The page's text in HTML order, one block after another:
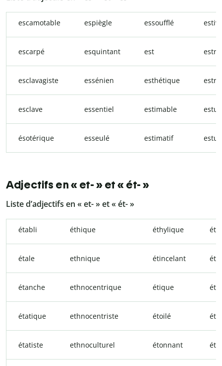
escamotable espiègle essoufflé
escarpé esquintant est
esclavagiste essénien esthétique
esclave essentiel estimable
ésotérique esseulé estimatif
Adjectifs en « et- » et « ét- »
Liste d’adjectifs en « et- » et « ét- »
établi éthique éthylique
étale ethnique étincelant
étanche ethnocentrique étique
étatique ethnocentriste étoilé
étatiste ethnoculturel étonnant